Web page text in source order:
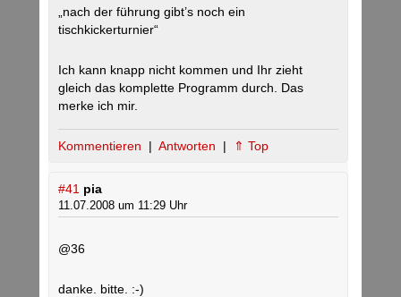
„nach der führung gibt’s noch ein
tischkickerturnier“
Ich kann knapp nicht kommen und Ihr zieht
gleich das komplette Programm durch. Das
merke ich mir.
Kommentieren | Antworten | ⇑ Top
#41 pia
11.07.2008 um 11:29 Uhr
@36
danke. bitte. :-)